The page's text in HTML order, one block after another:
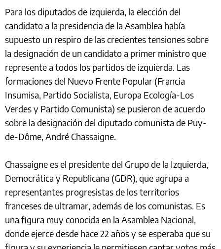
Para los diputados de izquierda, la elección del
candidato a la presidencia de la Asamblea había
supuesto un respiro de las crecientes tensiones sobre
la designación de un candidato a primer ministro que
represente a todos los partidos de izquierda. Las
formaciones del Nuevo Frente Popular (Francia
Insumisa, Partido Socialista, Europa Ecología-Los
Verdes y Partido Comunista) se pusieron de acuerdo
sobre la designación del diputado comunista de Puy-
de-Dôme, André Chassaigne.
Chassaigne es el presidente del Grupo de la Izquierda,
Democrática y Republicana (GDR), que agrupa a
representantes progresistas de los territorios
franceses de ultramar, además de los comunistas. Es
una figura muy conocida en la Asamblea Nacional,
donde ejerce desde hace 22 años y se esperaba que su